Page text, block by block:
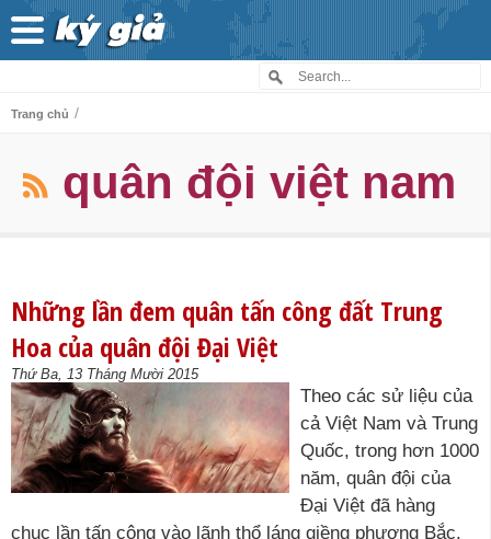
Trang chủ /
quân đội việt nam
Những lần đem quân tấn công đất Trung
Hoa của quân đội Đại Việt
Thứ Ba, 13 Tháng Mười 2015
Theo các sử liệu của
cả Việt Nam và Trung
Quốc, trong hơn 1000
năm, quân đội của
Đại Việt đã hàng
chục lần tấn công vào lãnh thổ láng giềng phương Bắc.